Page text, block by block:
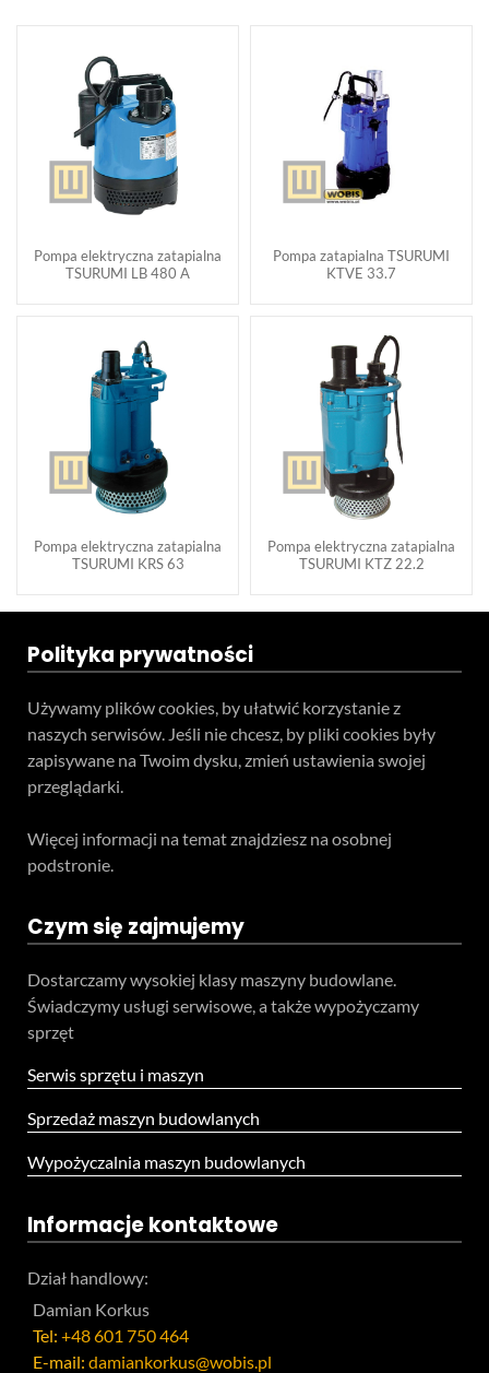
Pompa elektryczna zatapialna
TSURUMI LB 480 A
Pompa zatapialna TSURUMI
KTVE 33.7
Pompa elektryczna zatapialna
TSURUMI KRS 63
Pompa elektryczna zatapialna
TSURUMI KTZ 22.2
Polityka prywatności
Używamy plików cookies, by ułatwić korzystanie z
naszych serwisów. Jeśli nie chcesz, by pliki cookies były
zapisywane na Twoim dysku, zmień ustawienia swojej
przeglądarki.
Więcej informacji na temat znajdziesz na osobnej
podstronie.
Czym się zajmujemy
Dostarczamy wysokiej klasy maszyny budowlane.
Świadczymy usługi serwisowe, a także wypożyczamy
sprzęt
Serwis sprzętu i maszyn
Sprzedaż maszyn budowlanych
Wypożyczalnia maszyn budowlanych
Informacje kontaktowe
Dział handlowy:
Damian Korkus
Tel: +48 601 750 464
E-mail: damiankorkus@wobis.pl